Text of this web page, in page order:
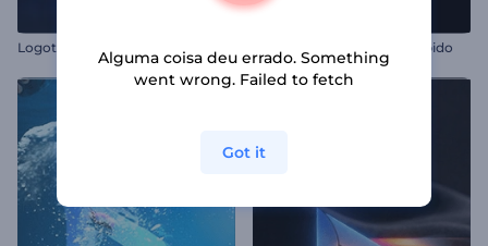
Logotipo Explosão Hiperespaço Logo com Efeito Glitch Rápido
Alguma coisa deu errado. Something
went wrong. Failed to fetch
Got it